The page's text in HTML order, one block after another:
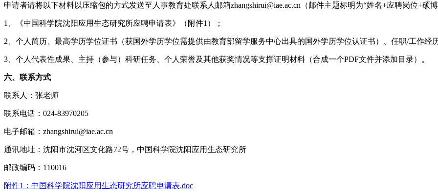
申请者请将以下材料以压缩包的方式发送至人事教育处联系人邮箱zhangshirui@iae.ac.cn（邮件主题标明为“姓名+应聘岗位+硕
1、《中国科学院沈阳应用生态研究所应聘申请表》（附件1）；
2、个人简历、最高学历学位证书（获国外学历学位需提供由教育部留学服务中心出具的国外学历学位认证书）、任职/工作经
3、个人代表性成果、主持（参与）科研任务、个人荣誉及其他获奖情况等支撑证明材料（合成一个PDF文件并添加目录）。
六、联系方式
联系人：张老师
联系电话：024-83970205
电子邮箱：zhangshirui@iae.ac.cn
通讯地址：沈阳市沈河区文化路72号，中国科学院沈阳应用生态研究所
邮政编码：110016
附件1：中国科学院沈阳应用生态研究所应聘申请表.doc